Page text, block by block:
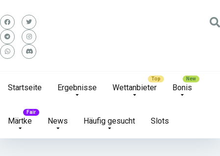
Startseite Ergebnisse Wettanbieter Bonis
Märtke News Häufig gesucht Slots